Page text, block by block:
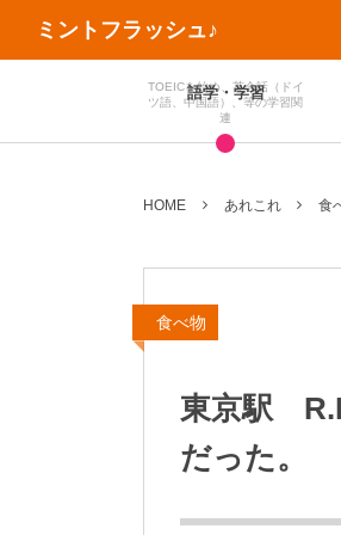
ミントフラッシュ♪
語学・学習
TOEICを始め、英会話（ドイ
ツ語、中国語）、等の学習関
連
HOME あれこれ 食
食べ物
東京駅
だった。